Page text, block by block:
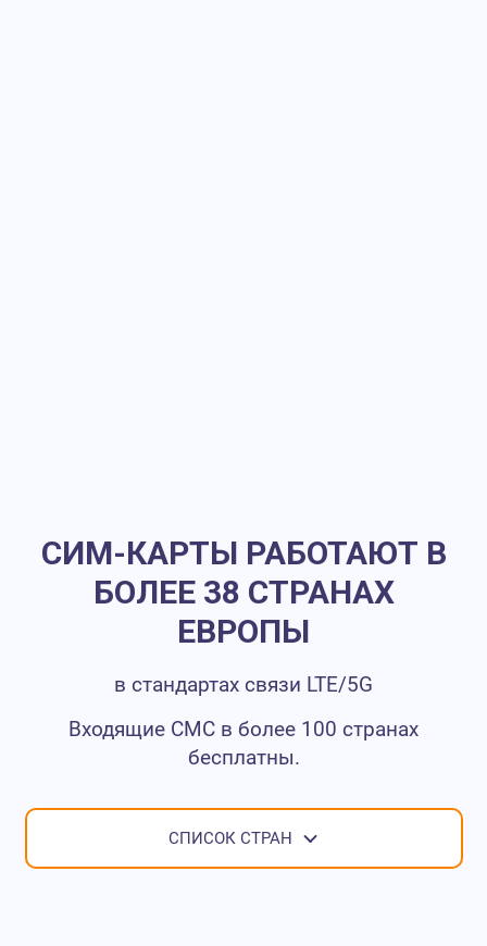
СИМ-КАРТЫ РАБОТАЮТ В
БОЛЕЕ 38 СТРАНАХ
ЕВРОПЫ
в стандартах связи LTE/5G
Входящие СМС в более 100 странах
бесплатны.
СПИСОК СТРАН